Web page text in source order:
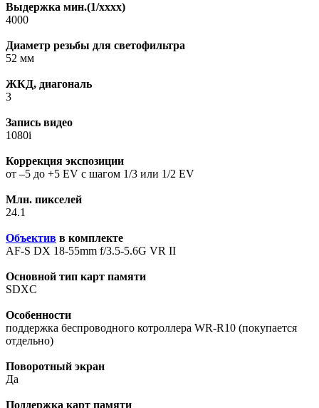
Выдержка мин.(1/xxxx)
4000
Диаметр резьбы для светофильтра
52 мм
ЖКД, диагональ
3
Запись видео
1080i
Коррекция экспозиции
от –5 до +5 EV с шагом 1/3 или 1/2 EV
Млн. пикселей
24.1
Объектив в комплекте
AF-S DX 18-55mm f/3.5-5.6G VR II
Основной тип карт памяти
SDXC
Особенности
поддержка беспроводного котроллера WR-R10 (покупается
отдельно)
Поворотный экран
Да
Поддержка карт памяти